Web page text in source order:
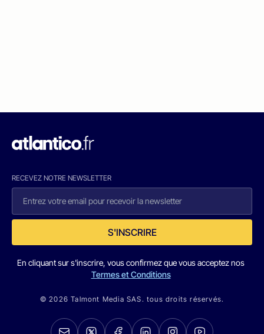
RECEVEZ NOTRE NEWSLETTER
S'INSCRIRE
En cliquant sur s'inscrire, vous confirmez que vous acceptez nos
Termes et Conditions
© 2026 Talmont Media SAS. tous droits réservés.